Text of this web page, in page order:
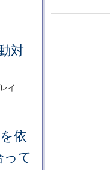
対
イ
依
て